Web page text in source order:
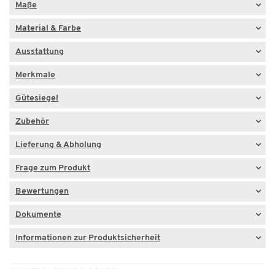
Maße
Material & Farbe
Ausstattung
Merkmale
Gütesiegel
Zubehör
Lieferung & Abholung
Frage zum Produkt
Bewertungen
Dokumente
Informationen zur Produktsicherheit